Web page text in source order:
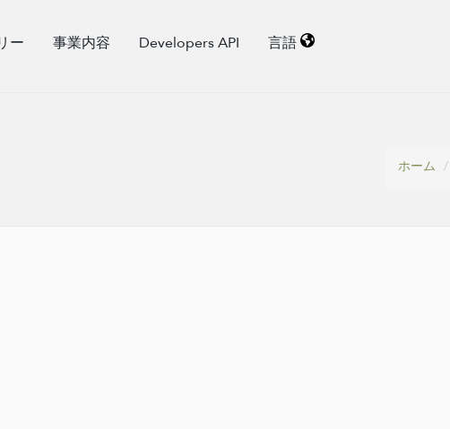
ー 事業内容 Developers API 言語
ホーム